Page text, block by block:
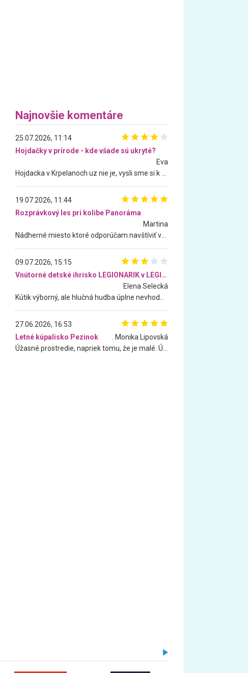
Najnovšie komentáre
25.07.2026, 11:14
Hojdačky v prírode - kde všade sú ukryté?
Eva
19.07.2026, 11:44
Rozprávkový les pri kolibe Panoráma
Martina
09.07.2026, 15:15
Vnútorné detské ihrisko LEGIONARIK v LEGIA Fitness
Elena Selecká
27.06.2026, 16:53
Letné kúpalisko Pezinok
. Monika Lipovská